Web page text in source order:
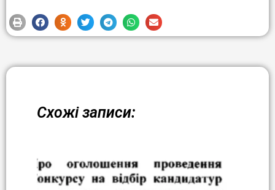
Схожі записи: